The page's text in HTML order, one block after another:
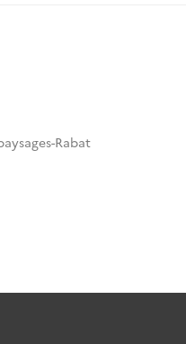
Rabat